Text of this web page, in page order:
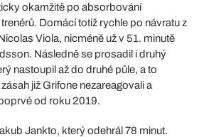
okamžitě po absorbování
Domácí totiž rychle po návratu z
Viola, nicméně už v 51. minutě
Následně se prosadil i druhý
nastoupil až do druhé půle, a to
již Grifone nezareagovali a
od roku 2019.
Jankto, který odehrál 78 minut.